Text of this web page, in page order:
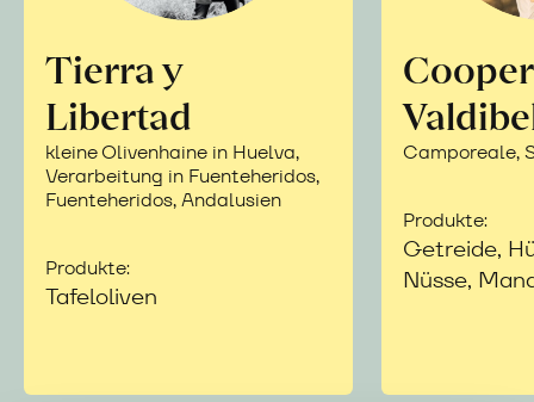
Tierra y
Libertad
kleine Olivenhaine in Huelva,
Verarbeitung in Fuenteheridos,
Fuenteheridos, Andalusien
Produkte:
Tafeloliven
Camporeale,
Produkte:
Getreide,
Nüsse,